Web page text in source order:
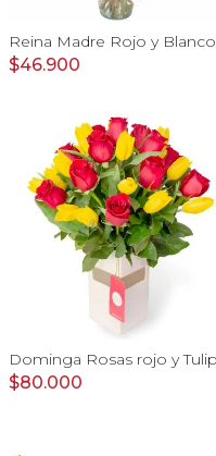
$46.900
$80.000